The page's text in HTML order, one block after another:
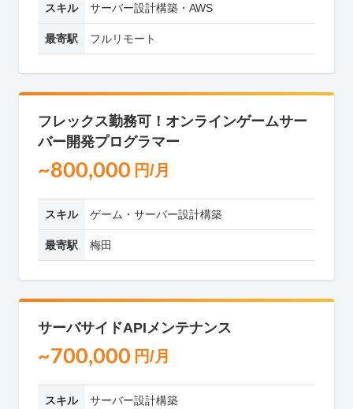
スキル サーバー設計構築・AWS
最寄駅 フルリモート
フレックス勤務可！オンラインゲームサー
バー開発プログラマー
~800,000 円/月
スキル ゲーム・サーバー設計構築
最寄駅 梅田
サーバサイドAPIメンテナンス
~700,000 円/月
スキル サーバー設計構築